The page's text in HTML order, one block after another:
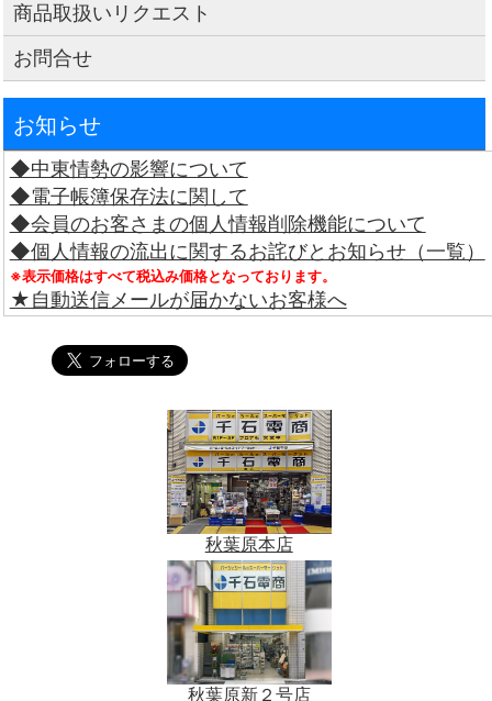
商品取扱いリクエスト
お問合せ
お知らせ
◆中東情勢の影響について
◆電子帳簿保存法に関して
◆会員のお客さまの個人情報削除機能について
◆個人情報の流出に関するお詫びとお知らせ（一覧）
※表示価格はすべて税込み価格となっております。
★自動送信メールが届かないお客様へ
秋葉原本店
秋葉原新２号店